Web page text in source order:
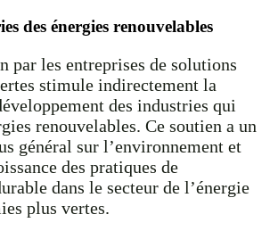
des énergies renouvelables
par les entreprises de solutions
stimule indirectement la
des industries qui
renouvelables. Ce soutien a un
général sur l’environnement et
des pratiques de
dans le secteur de l’énergie
plus vertes.